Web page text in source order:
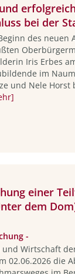
bei der
des neuen
Iris Erbes
im
und Nele
einer
dem
-
Wirtschaft
02.06.2026 die